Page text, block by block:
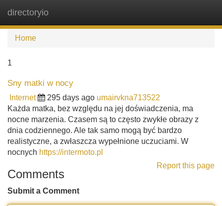
directoryio
Home
1
Sny matki w nocy
Internet 295 days ago umairvkna713522
Każda matka, bez względu na jej doświadczenia, ma
nocne marzenia. Czasem są to często zwykłe obrazy z
dnia codziennego. Ale tak samo mogą być bardzo
realistyczne, a zwłaszcza wypełnione uczuciami. W
nocnych https://intermoto.pl
Report this page
Comments
Submit a Comment